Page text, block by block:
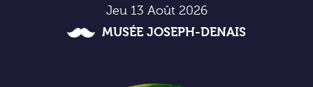
Jeu 13 Août 2026
MUSÉE JOSEPH-DENAIS